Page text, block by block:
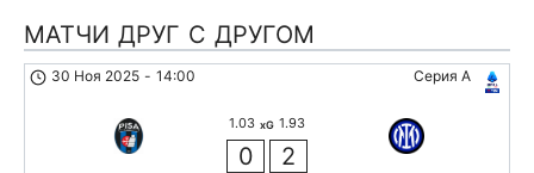
МАТЧИ ДРУГ С ДРУГОМ
Серия А
30 Ноя 2025 - 14:00
1.03 xG 1.93
0 2